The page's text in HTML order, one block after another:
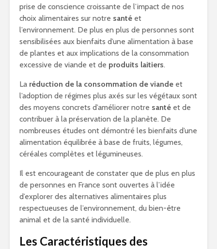
prise de conscience croissante de l’impact de nos
choix alimentaires sur notre santé et
l’environnement. De plus en plus de personnes sont
sensibilisées aux bienfaits d’une alimentation à base
de plantes et aux implications de la consommation
excessive de viande et de produits laitiers.
La réduction de la consommation de viande et
l’adoption de régimes plus axés sur les végétaux sont
des moyens concrets d’améliorer notre santé et de
contribuer à la préservation de la planète. De
nombreuses études ont démontré les bienfaits d’une
alimentation équilibrée à base de fruits, légumes,
céréales complètes et légumineuses.
Il est encourageant de constater que de plus en plus
de personnes en France sont ouvertes à l’idée
d’explorer des alternatives alimentaires plus
respectueuses de l’environnement, du bien-être
animal et de la santé individuelle.
Les Caractéristiques des